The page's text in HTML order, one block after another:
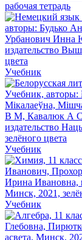
рабочая тетрадь
Учебник
Учебник
Учебник